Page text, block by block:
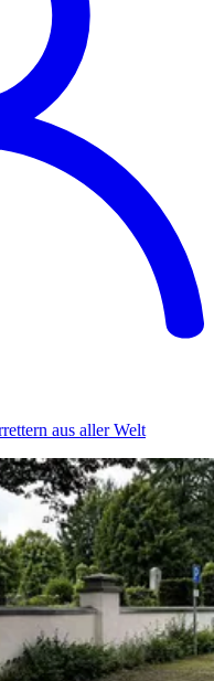
aus aller Welt